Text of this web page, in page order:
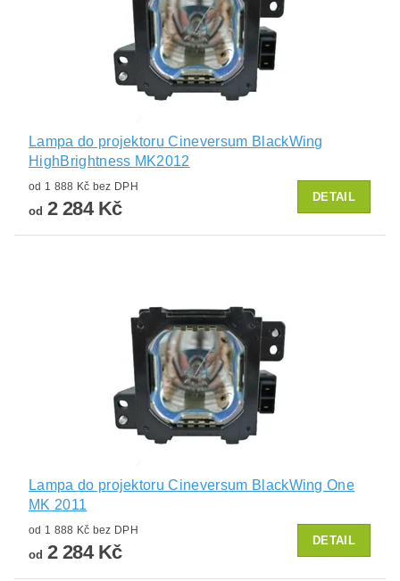
Lampa do projektoru Cineversum BlackWing
HighBrightness MK2012
od 1 888 Kč bez DPH
od 2 284 Kč
DETAIL
Lampa do projektoru Cineversum BlackWing One
MK 2011
od 1 888 Kč bez DPH
od 2 284 Kč
DETAIL